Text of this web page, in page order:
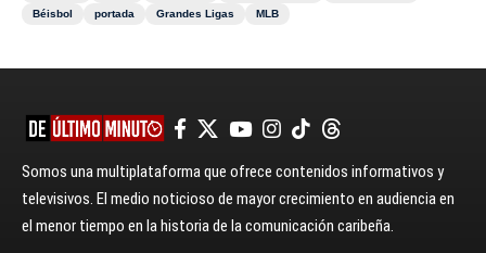
Béisbol
portada Grandes Ligas MLB
Somos una multiplataforma que ofrece contenidos informativos y
televisivos. El medio noticioso de mayor crecimiento en audiencia en
el menor tiempo en la historia de la comunicación caribeña.